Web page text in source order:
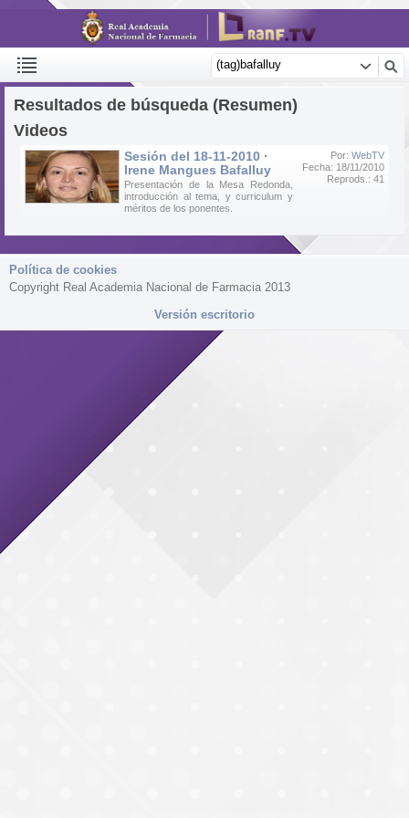
Resultados de búsqueda (Resumen)
Videos
Por: WebTV
Fecha: 18/11/2010
Reprods.: 41
Sesión del 18-11-2010 ·
Irene Mangues Bafalluy
Presentación de la Mesa Redonda,
introducción al tema, y curriculum y
méritos de los ponentes.
Política de cookies
Copyright Real Academia Nacional de Farmacia 2013
Versión escritorio